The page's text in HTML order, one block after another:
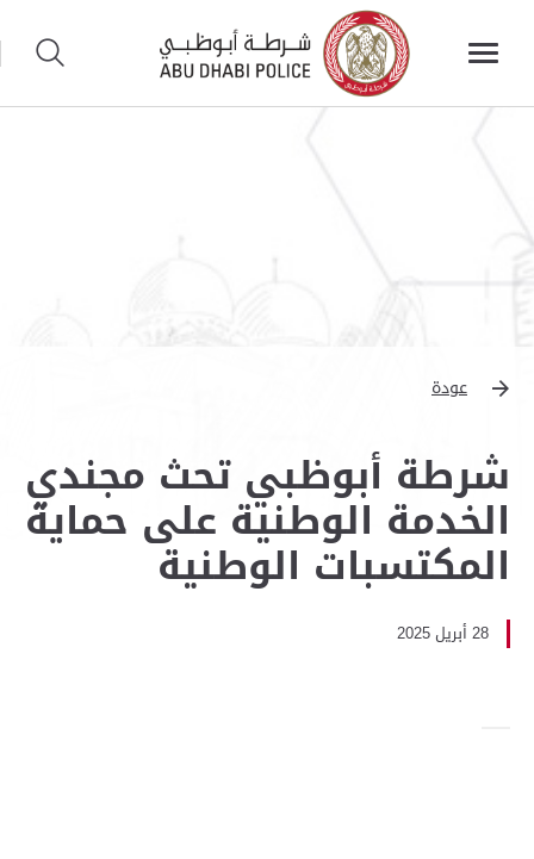
عودة
شرطة أبوظبي تحث مجندي
الخدمة الوطنية على حماية
المكتسبات الوطنية
28 أبريل 2025